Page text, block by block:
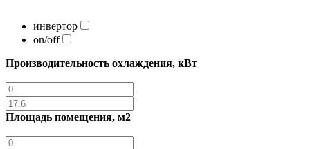
инвертор
on/off
Производительность охлаждения, кВт
Площадь помещения, м2